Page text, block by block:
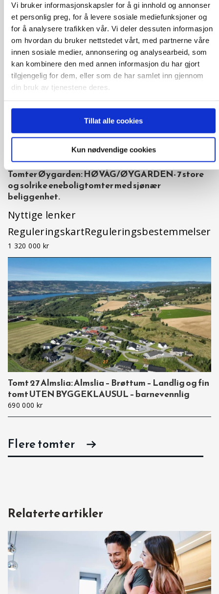
Vi bruker informasjonskapsler for å gi innhold og annonser
et personlig preg, for å levere sosiale mediefunksjoner og
for å analysere trafikken vår. Vi deler dessuten informasjon
om hvordan du bruker nettstedet vårt, med partnerne våre
innen sosiale medier, annonsering og analysearbeid, som
kan kombinere den med annen informasjon du har gjort
tilgjengelig for dem, eller som de har samlet inn gjennom
din bruk av tjenestene deres.
Tillat alle cookies
Kun nødvendige cookies
Røråslia Skotfoss | 10 byggeklare tomter med
utsikt og gode solforhold
1 200 000 kr
Tomter Øygarden: HØVÅG/ØYGARDEN- 7 store
og solrike eneboligtomter med sjønær
beliggenhet.
Nyttige lenker
ReguleringskartReguleringsbestemmelser
1 320 000 kr
Tomt 27 Almslia: Almslia – Brøttum – Landlig og fin
tomt UTEN BYGGEKLAUSUL – barnevennlig
690 000 kr
Flere tomter
Relaterte artikler